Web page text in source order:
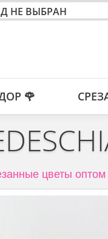
🌹
цветы